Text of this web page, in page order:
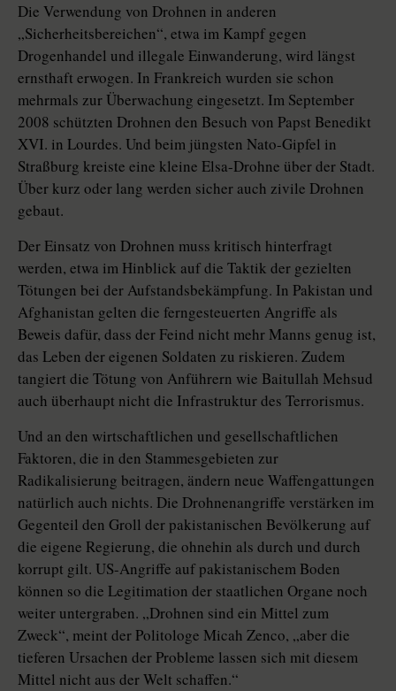
Die Verwendung von Drohnen in anderen
„Sicherheitsbereichen“, etwa im Kampf gegen
Drogenhandel und illegale Einwanderung, wird längst
ernsthaft erwogen. In Frankreich wurden sie schon
mehrmals zur Überwachung eingesetzt. Im September
2008 schützten Drohnen den Besuch von Papst Benedikt
XVI. in Lourdes. Und beim jüngsten Nato-Gipfel in
Straßburg kreiste eine kleine Elsa-Drohne über der Stadt.
Über kurz oder lang werden sicher auch zivile Drohnen
gebaut.
Der Einsatz von Drohnen muss kritisch hinterfragt
werden, etwa im Hinblick auf die Taktik der gezielten
Tötungen bei der Aufstandsbekämpfung. In Pakistan und
Afghanistan gelten die ferngesteuerten Angriffe als
Beweis dafür, dass der Feind nicht mehr Manns genug ist,
das Leben der eigenen Soldaten zu riskieren. Zudem
tangiert die Tötung von Anführern wie Baitullah Mehsud
auch überhaupt nicht die Infrastruktur des Terrorismus.
Und an den wirtschaftlichen und gesellschaftlichen
Faktoren, die in den Stammesgebieten zur
Radikalisierung beitragen, ändern neue Waffengattungen
natürlich auch nichts. Die Drohnenangriffe verstärken im
Gegenteil den Groll der pakistanischen Bevölkerung auf
die eigene Regierung, die ohnehin als durch und durch
korrupt gilt. US-Angriffe auf pakistanischem Boden
können so die Legitimation der staatlichen Organe noch
weiter untergraben. „Drohnen sind ein Mittel zum
Zweck“, meint der Politologe Micah Zenco, „aber die
tieferen Ursachen der Probleme lassen sich mit diesem
Mittel nicht aus der Welt schaffen.“